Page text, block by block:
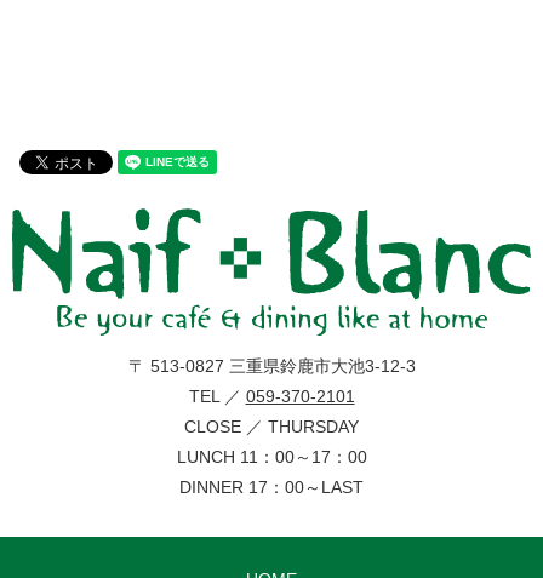
〒 513-0827 三重県鈴鹿市大池3-12-3
TEL ／ 059-370-2101
CLOSE ／ THURSDAY
LUNCH 11：00～17：00
DINNER 17：00～LAST